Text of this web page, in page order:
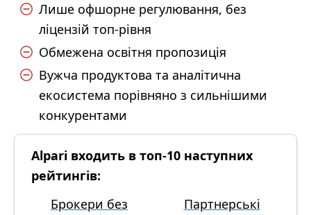
Лише офшорне регулювання, без
ліцензій топ-рівня
Обмежена освітня пропозиція
Вужча продуктова та аналітична
екосистема порівняно з сильнішими
конкурентами
Alpari входить в топ-10 наступних
рейтингів:
Брокери без
Партнерські